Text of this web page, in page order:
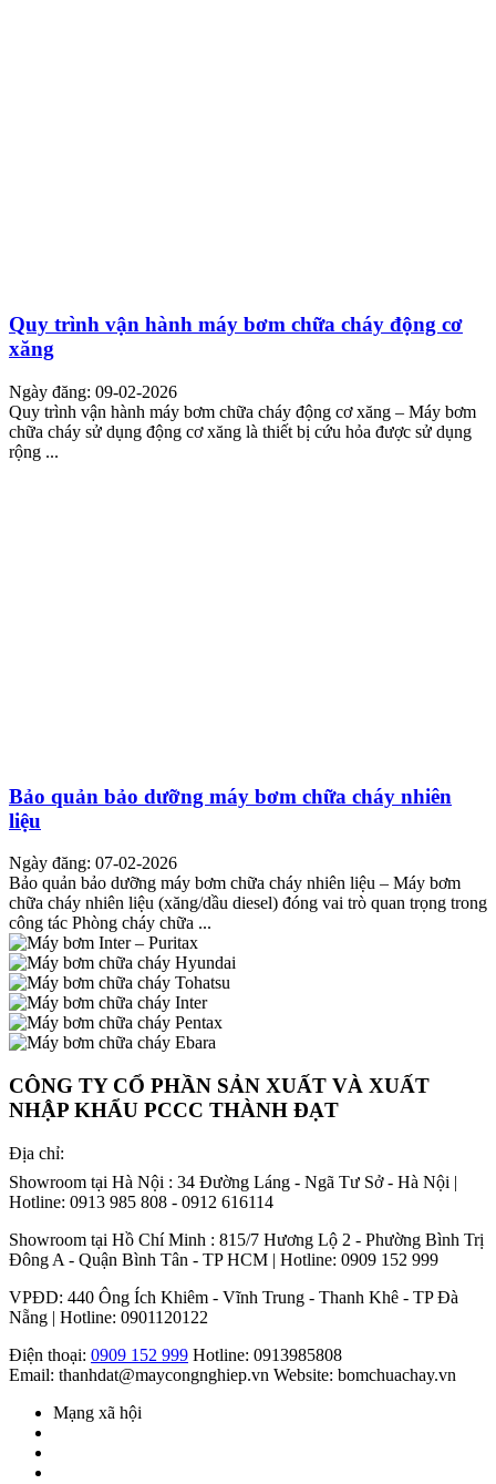
Quy trình vận hành máy bơm chữa cháy động cơ
xăng
Ngày đăng: 09-02-2026
Quy trình vận hành máy bơm chữa cháy động cơ xăng – Máy bơm
chữa cháy sử dụng động cơ xăng là thiết bị cứu hỏa được sử dụng
rộng ...
Bảo quản bảo dưỡng máy bơm chữa cháy nhiên
liệu
Ngày đăng: 07-02-2026
Bảo quản bảo dưỡng máy bơm chữa cháy nhiên liệu – Máy bơm
chữa cháy nhiên liệu (xăng/dầu diesel) đóng vai trò quan trọng trong
công tác Phòng cháy chữa ...
CÔNG TY CỔ PHẦN SẢN XUẤT VÀ XUẤT
NHẬP KHẨU PCCC THÀNH ĐẠT
Địa chỉ:
Showroom tại Hà Nội : 34 Đường Láng - Ngã Tư Sở - Hà Nội |
Hotline: 0913 985 808 - 0912 616114
Showroom tại Hồ Chí Minh : 815/7 Hương Lộ 2 - Phường Bình Trị
Đông A - Quận Bình Tân - TP HCM | Hotline: 0909 152 999
VPĐD: 440 Ông Ích Khiêm - Vĩnh Trung - Thanh Khê - TP Đà
Nẵng | Hotline: 0901120122
Điện thoại: 0909 152 999 Hotline: 0913985808
Email: thanhdat@maycongnghiep.vn Website: bomchuachay.vn
Mạng xã hội